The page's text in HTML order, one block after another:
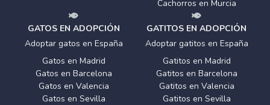
Cachorros en Murcia
GATOS EN ADOPCIÓN
Adoptar gatos en España
Gatos en Madrid
Gatos en Barcelona
Gatos en Valencia
Gatos en Sevilla
GATITOS EN ADOPCIÓN
Adoptar gatitos en España
Gatitos en Madrid
Gatitos en Barcelona
Gatitos en Valencia
Gatitos en Sevilla